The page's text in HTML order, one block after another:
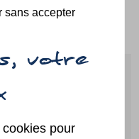
pour
sans accepter